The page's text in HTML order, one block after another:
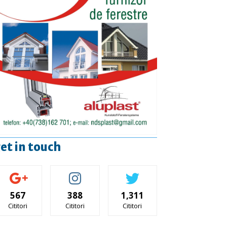
in touch
567
Cititori
388
Cititori
1,311
Cititori